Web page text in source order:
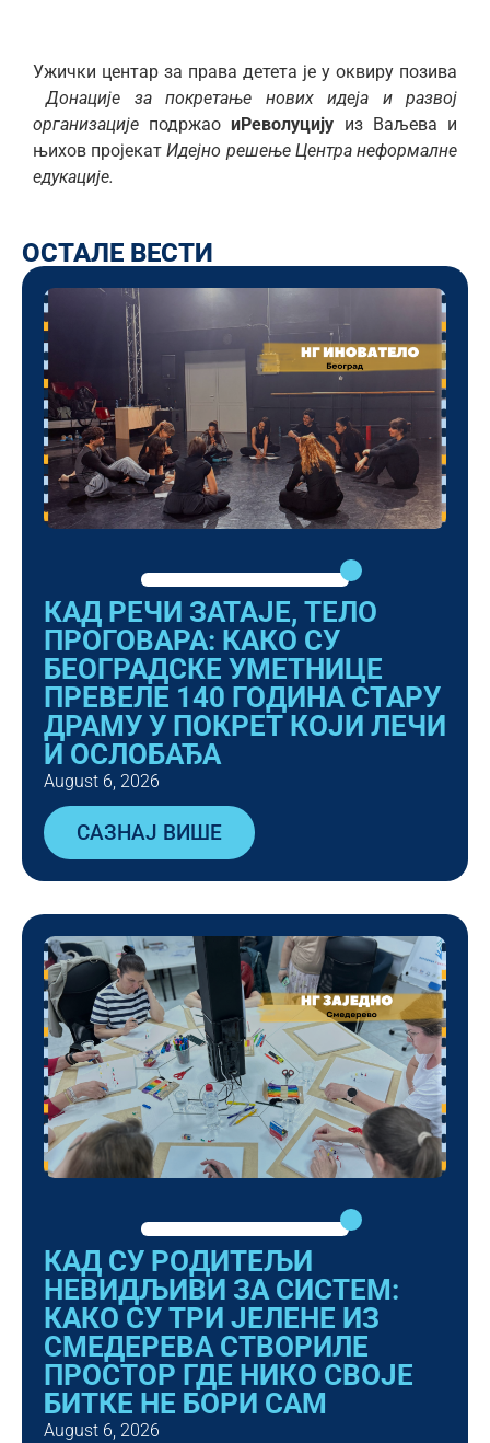
Ужички центар за права детета је у оквиру позива
Донацијe за покретање нових идеја и развој
организације подржаоиРеволуцију из Ваљева и
њихов пројекатИдејно решење Центра неформалне
едукације.
ОСТАЛЕ ВЕСТИ
КАД РЕЧИ ЗАТАЈЕ, ТЕЛО
ПРОГОВАРА: КАКО СУ
БЕОГРАДСКЕ УМЕТНИЦЕ
ПРЕВЕЛЕ 140 ГОДИНА СТАРУ
ДРАМУ У ПОКРЕТ КОЈИ ЛЕЧИ
И ОСЛОБАЂА
August 6, 2026
САЗНАЈ ВИШЕ
КАД СУ РОДИТЕЉИ
НЕВИДЉИВИ ЗА СИСТЕМ:
КАКО СУ ТРИ ЈЕЛЕНЕ ИЗ
СМЕДЕРЕВА СТВОРИЛЕ
ПРОСТОР ГДЕ НИКО СВОЈЕ
БИТКЕ НЕ БОРИ САМ
August 6, 2026